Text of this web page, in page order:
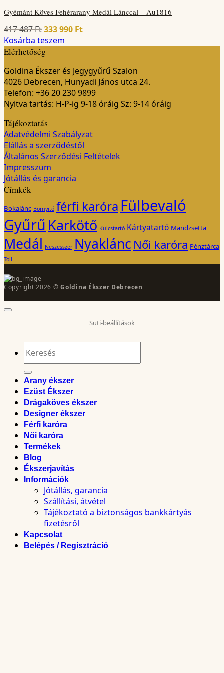
Gyémánt Köves Fehérarany Medál Lánccal – Au1816
417 487FtOriginal
price
was:
487 Ft.
333 990 FtCurrent
990 Ft.
Kosárba teszem
Elérhetőség
Goldina Ékszer és Jegygyűrű Szalon
4026 Debrecen, Hunyadi János utca 24.
Telefon: +36 20 230 9899
Nyitva tartás: H-P-ig 9-18 óráig Sz: 9-14 óráig
Tájékoztatás
Adatvédelmi Szabályzat
Elállás a szerződéstől
Általános Szerződési Feltételek
Impresszum
Jótállás és garancia
Címkék
Bokalánc Bornyitó férfi karóra Fülbevaló
Gyűrű Karkötő Kulcstartó Kártyatartó Mandzsetta
Medál Neszesszer Nyaklánc Női karóra Pénztárca
Toll
Copyright 2026 ©Goldina Ékszer Debrecen
Süti-beállítások
Keresés
a
következőre:
Arany ékszer
Ezüst Ékszer
Drágaköves ékszer
Designer ékszer
Férfi karóra
Női karóra
Termékek
Blog
Ékszerjavítás
Információk
Jótállás, garancia
Szállítási, átvétel
Tájékoztató a biztonságos bankkártyás
fizetésről
Kapcsolat
Belépés / Regisztráció